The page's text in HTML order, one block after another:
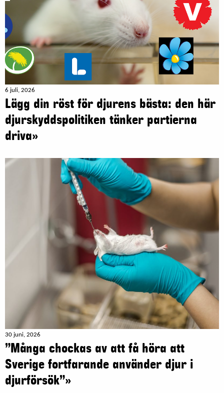
6 juli, 2026
Lägg din röst för djurens bästa: den här
djurskyddspolitiken tänker partierna
driva»
30 juni, 2026
”Många chockas av att få höra att
Sverige fortfarande använder djur i
djurförsök”»